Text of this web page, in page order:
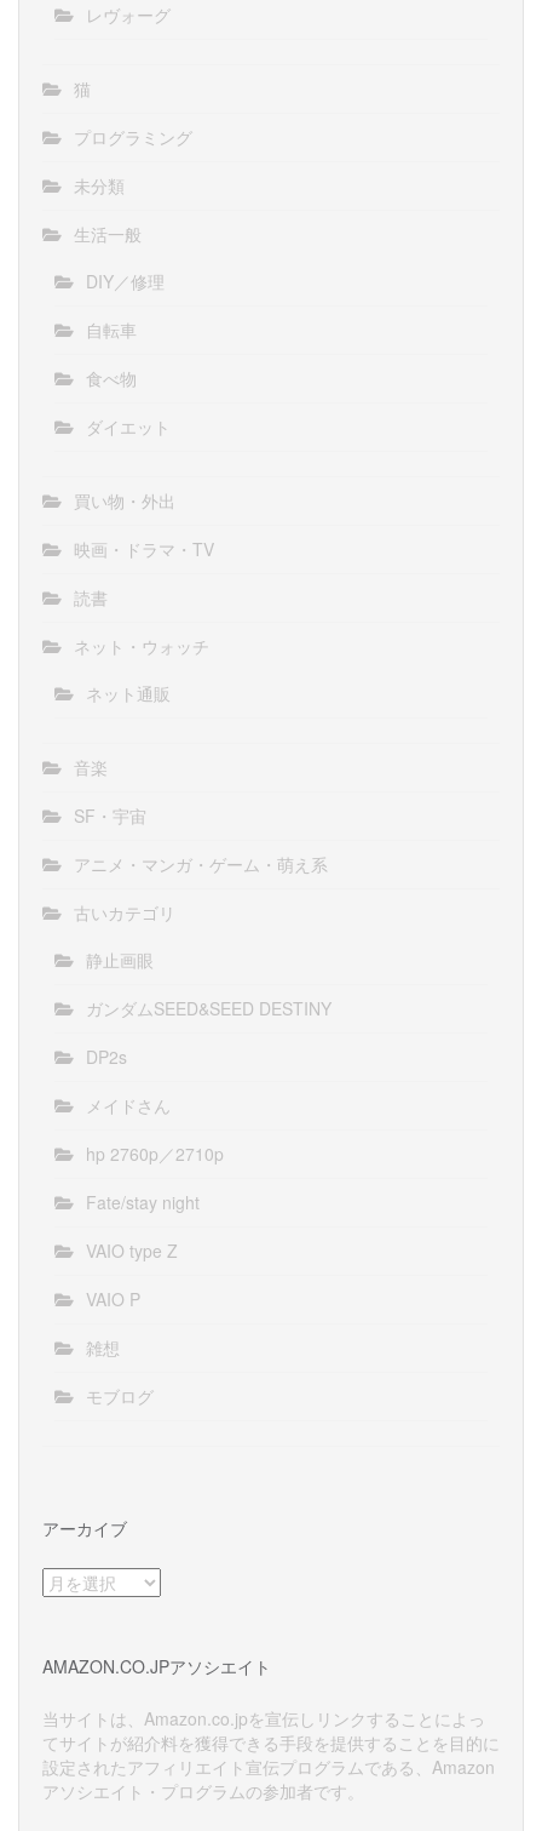
レヴォーグ
猫
プログラミング
未分類
生活一般
DIY／修理
自転車
食べ物
ダイエット
買い物・外出
映画・ドラマ・TV
読書
ネット・ウォッチ
ネット通販
音楽
SF・宇宙
アニメ・マンガ・ゲーム・萌え系
古いカテゴリ
静止画眼
ガンダムSEED&SEED DESTINY
DP2s
メイドさん
hp 2760p／2710p
Fate/stay night
VAIO type Z
VAIO P
雑想
モブログ
アーカイブ
ア
ー
ブ
AMAZON.CO.JPアソシエイト
当サイトは、Amazon.co.jpを宣伝しリンクすることによっ
てサイトが紹介料を獲得できる手段を提供することを目的に
設定されたアフィリエイト宣伝プログラムである、Amazon
アソシエイト・プログラムの参加者です。